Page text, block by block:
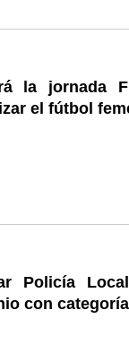
la jornada
el fútbol
Policía
con